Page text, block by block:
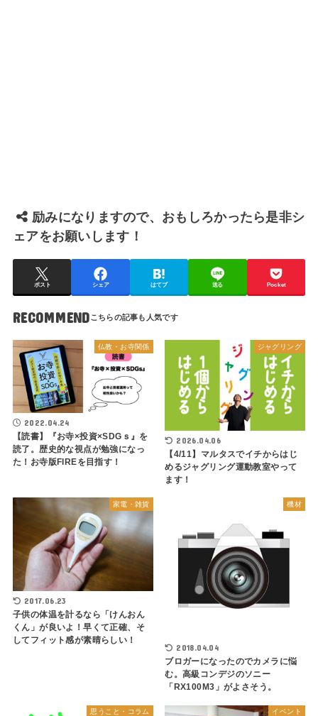
励みになりますので、おもしろかったら是非シ
ェアをお願いします！
ポスト シェア はてブ 送る Pocket
RECOMMEND
仏教・お寺関係
2022.04.24
【読書】『お寺×投資×SDGｓ』を
読了。歴史的な視点が勉強になっ
た！お寺版FIREを目指す！
ジャグリング
2026.04.06
【4/11】マルタスでイチからはじ
めるジャグリング運動教室やって
ます！
家電・雑貨
2017.06.23
子供の体温を計るなら「けんおん
くん」が良いよ！早くて正確、そ
してフィット感が素晴らしい！
機材
2018.04.04
ブロガーになったのでカメラに悩
む。高級コンデジのソニー
「RX100M3」がよさそう。
思うこと・コラム イベント